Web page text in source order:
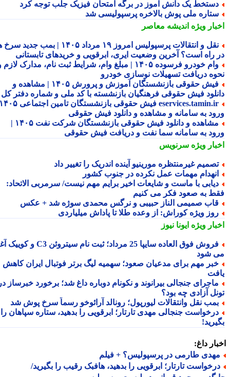
یک دانش آموز در برگه امتحان فیزیک جلب توجه کرد
ملی پوش بالاخره پرسپولیسی شد
ویژهاندیشه معاصر
نقل و انتقالات پرسپولیس امروز ۱۹ مرداد ۱۴۰۵ | بمب جدید سرخ ها
راه است؟ آخرین وضعیت ایری، ابرقویی و خریدهای تابستانی
وام خودرو فرسوده ۱۴۰۵ | مبلغ وام، شرایط ثبت نام، مدارک لازم و
دریافت تسهیلات نوسازی خودرو
فیش حقوقی بازنشستگان آموزش و پرورش ۱۴۰۵ | مشاهده و
فیش حقوقی فرهنگیان بازنشسته با کد ملی و شماره دفتر کل
eservices.tamin.ir فیش حقوقی بازنشستگان تامین اجتماعی ۱۴۰۵ |
به سامانه و مشاهده و دانلود فیش حقوقی
مشاهده و دانلود فیش حقوقی بازنشستگان شرکت نفت ۱۴۰۵ |
به سامانه سما نفت و دریافت فیش حقوقی
ویژهسرنویس
غیرمنتظره مورینیو آینده اندریک را تغییر داد
مهمات عمل نکرده در جنوب کشور
با ماست و شایعات اخیر برایم مهم نیست/ سرمربی الاتحاد:
به صعود فکر می کنیم
صمیمی الناز حبیبی و نرگس محمدی سوژه شد + عکس
ویژه کوراش: از وعده طلا تا پاداش میلیاردی
ویژهایونا نیوز
فروش فوق العاده سایپا 25 مرداد؛ ثبت نام سیتروئن C3 و کوییک آغاز
شود
مهم برای مدعیان صعود؛ سهمیه لیگ برتر فوتبال ایران کاهش
جنجالی بیرانوند و نکونام دوباره داغ شد؛ برخورد خبرساز در
آزادی چه بود؟
نقل وانتقالات لیورپول؛ رونالد آرائوخو رسماً سرخ پوش شد
جنجالی مهدی تارتار؛ ابرقویی را بدهید، ستاره سپاهان را
داغ:
طارمی در پرسپولیس؟ + فیلم
تارتار؛ ابرقویی را بدهید، هافبک رقیب را بگیرید/